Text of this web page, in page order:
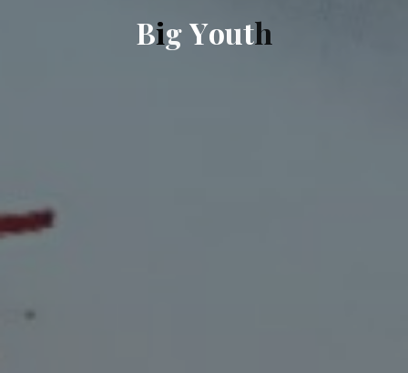
BigYouth